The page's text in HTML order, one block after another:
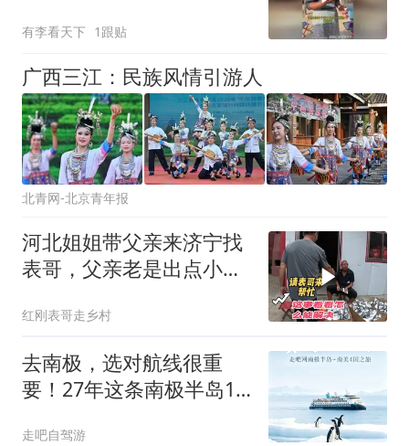
有李看天下 1跟贴
广西三江：民族风情引游人
北青网-北京青年报
河北姐姐带父亲来济宁找
表哥，父亲老是出点小事
红刚表哥走乡村
去南极，选对航线很重
要！27年这条南极半岛17
走吧自驾游